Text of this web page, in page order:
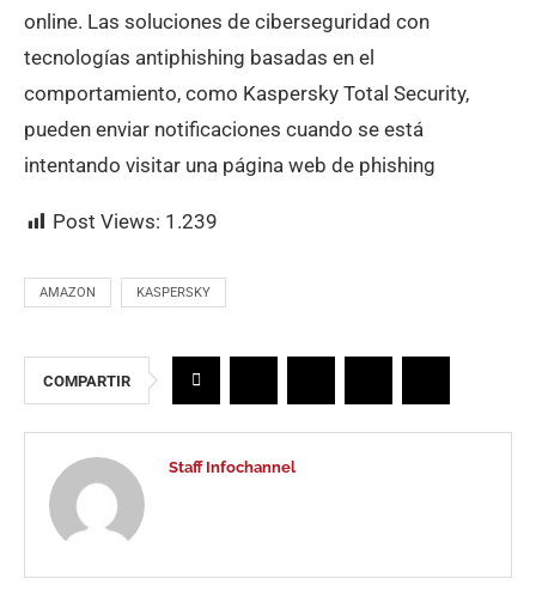
online. Las soluciones de ciberseguridad con
tecnologías antiphishing basadas en el
comportamiento, como Kaspersky Total Security,
pueden enviar notificaciones cuando se está
intentando visitar una página web de phishing
Post Views: 1.239
AMAZON KASPERSKY
COMPARTIR
Staff Infochannel